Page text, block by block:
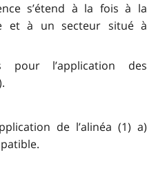
s’étend à la fois à la
et à un secteur situé à
l’application des
de l’alinéa (1) a)